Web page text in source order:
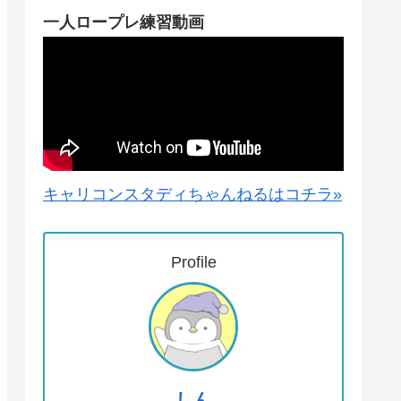
一人ロープレ練習動画
キャリコンスタディちゃんねるはコチラ»
Profile